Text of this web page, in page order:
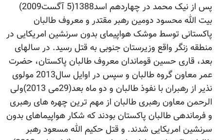
پس از نیک محمد در چهاردهم اسد1388(5 آگست2009)
بیت الله محسود دومین رهبر مقتدر و معروف طالبان
پاکستانی توسط موشک هواپیمای بدون سرنشین امریکایی در
منطقه زنگر واقع وزیرستان جنوبی به قتل رسید. در سالهای
بعد، قاری حسین قوماندان معروف طالبان پاکستان، حضرت
عمر معاون گروه طالبان و سپس در اوایل سال2013 مولوی
نذیر از رهبران با نفوذ طالبان و دو ماه بعد(29می 2013)ولی
الرحمن معاون رهبری طالبان از مهم ترین چهره های رهبری
و فرماندهی طالبان پاکستان بودند که شکار هواپیماهای بدون
سرنشین امریکایی شدند. و قتل حکیم الله مسعود رهبر